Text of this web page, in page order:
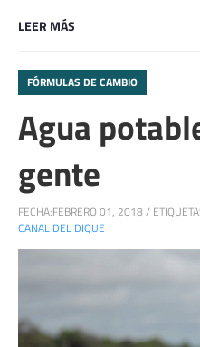
LEER MÁS
FÓRMULAS DE CAMBIO
Agua
gente
FECHA:FEBRERO 01, 2018/
CANAL DEL DIQUE